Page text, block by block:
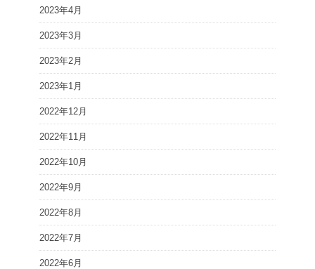
2023年4月
2023年3月
2023年2月
2023年1月
2022年12月
2022年11月
2022年10月
2022年9月
2022年8月
2022年7月
2022年6月